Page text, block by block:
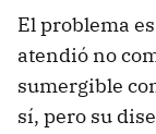
El problema
atendió no
sumergible
sí, pero su